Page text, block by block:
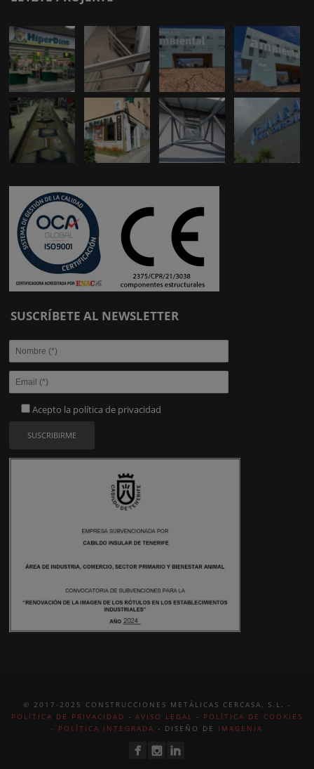
SUSCRÍBETE AL NEWSLETTER
Acepto la política de privacidad
© 2017-2025 CONSTRUCCIONES METÁLICAS CERCASA, S.L. -
POLÍTICA DE PRIVACIDAD - AVISO LEGAL - POLÍTICA DE COOKIES
- POLÍTICA INTEGRADA - DISEÑO DE IMAGENIA